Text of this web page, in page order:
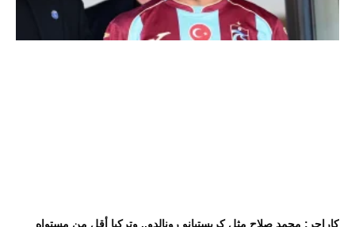
كاراجر: محمد صلاح مثل كريستيانو رونالدو.. وتركيا أقل من مستواه